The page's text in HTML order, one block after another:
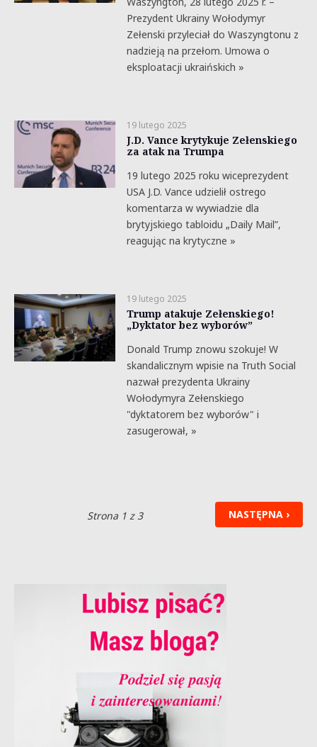
Prezydent Ukrainy Wołodymyr
Zełenski przyleciał do Waszyngtonu z
nadzieją na przełom. Umowa o
eksploatacji ukraińskich »
19 lutego 2025
J.D. Vance krytykuje Zełenskiego
za atak na Trumpa
19 lutego 2025 roku wiceprezydent
USA J.D. Vance udzielił ostrego
komentarza w wywiadzie dla
brytyjskiego tabloidu „Daily Mail”,
reagując na krytyczne »
19 lutego 2025
Trump atakuje Zełenskiego!
„Dyktator bez wyborów”
Donald Trump znowu szokuje! W
skandalicznym wpisie na Truth Social
nazwał prezydenta Ukrainy
Wołodymyra Zełenskiego
"dyktatorem bez wyborów" i
zasugerował, »
NASTĘPNA ›
Strona 1 z 3